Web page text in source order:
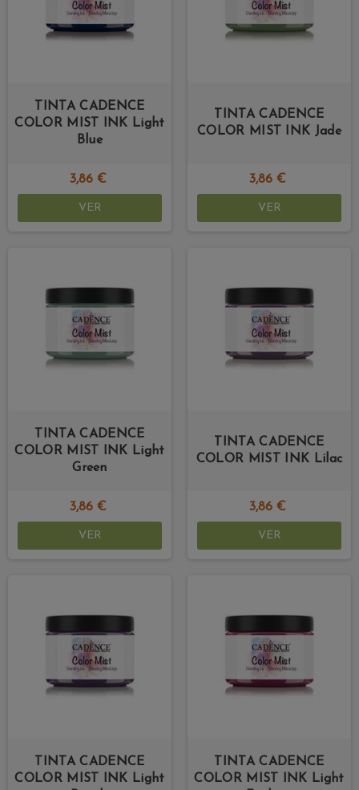
TINTA CADENCE
COLOR MIST INK Light
Blue
3,86 €
VER
TINTA CADENCE
COLOR MIST INK Jade
3,86 €
VER
TINTA CADENCE
COLOR MIST INK Light
Green
3,86 €
VER
TINTA CADENCE
COLOR MIST INK Lilac
3,86 €
VER
TINTA CADENCE
COLOR MIST INK Light
TINTA CADENCE
COLOR MIST INK Light